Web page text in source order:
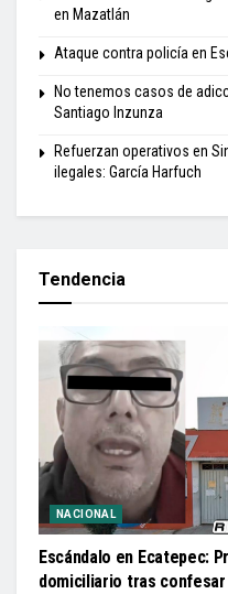
en Mazatlán
Ataque contra policía en
No tenemos casos de
Santiago Inzunza
Refuerzan operativos en
ilegales: García Harfuch
Tendencia
NACIONAL
Escándalo en Ecatepec:
domiciliario tras confesar